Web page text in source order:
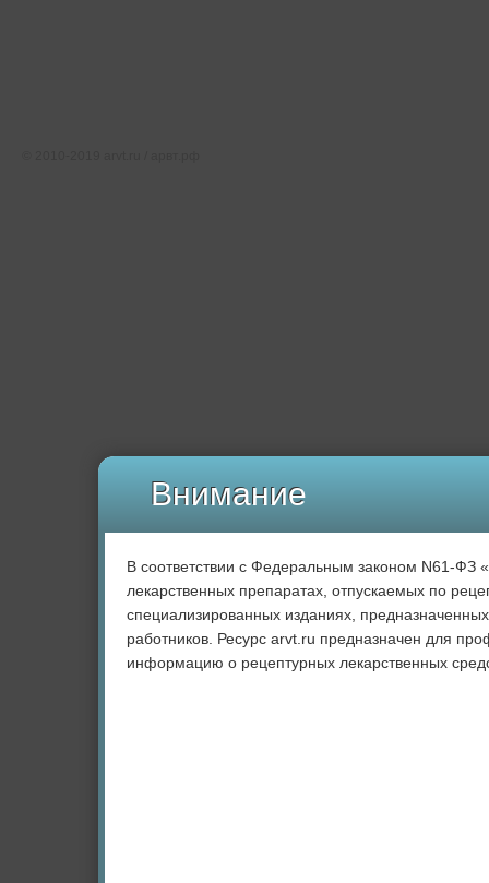
В соответствии с Федеральным законом N61-
лекарственных препаратах, отпускаемых по
специализированных изданиях,
работников. Ресурс arvt.ru предназначен для
информацию о рецептурных лекарственных
Внимание